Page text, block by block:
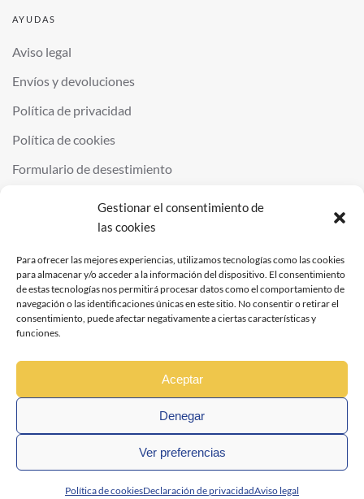
Gestionar el consentimiento de
las cookies
Para ofrecer las mejores experiencias, utilizamos tecnologías como las cookies
para almacenar y/o acceder a la información del dispositivo. El consentimiento
de estas tecnologías nos permitirá procesar datos como el comportamiento de
navegación o las identificaciones únicas en este sitio. No consentir o retirar el
consentimiento, puede afectar negativamente a ciertas características y
funciones.
Aceptar
Denegar
Ver preferencias
Política de cookiesDeclaración de privacidadAviso legal
AYUDAS
Aviso legal
Envíos y devoluciones
Política de privacidad
Política de cookies
Formulario de desestimiento
QUIMINOR SL. ALL RIGHTS RESERVED.